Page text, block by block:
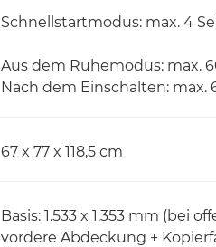
Schnellstartmodus: max. 4
Aus dem Ruhemodus: max.
Nach dem Einschalten: max.
67 x 77 x 118,5 cm
Basis: 1.533 x 1.353 mm (bei
vordere Abdeckung +